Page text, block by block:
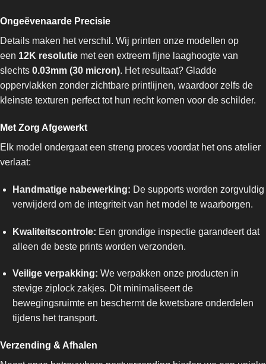
Ongeëvenaarde Precisie
Details maken het verschil. Wij printen onze modellen op
een 12K resolutie met een extreem fijne laaghoogte van
slechts 0.03mm (30 micron). Het resultaat? Gladde
oppervlakken zonder zichtbare printlijnen, waardoor zelfs de
kleinste texturen perfect tot hun recht komen voor de schilder.
Met Zorg Afgewerkt
Elk model ondergaat een streng proces voordat het ons atelier
verlaat:
Handmatige nabewerking: De supports worden zorgvuldig
verwijderd om de integriteit van het model te waarborgen.
Kwaliteitscontrole: Een grondige inspectie garandeert dat
alleen de beste prints worden verzonden.
Veilige verpakking: We verpakken onze producten in
stevige ziplock zakjes. Dit minimaliseert de
bewegingsruimte en beschermt de kwetsbare onderdelen
tijdens het transport.
Verzending & Afhalen